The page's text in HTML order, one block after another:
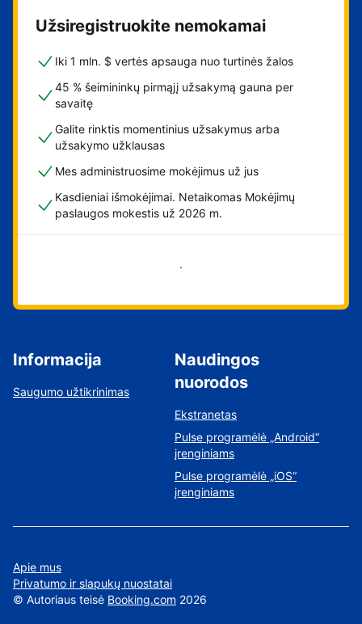
Užsiregistruokite nemokamai
Iki 1 mln. $ vertės apsauga nuo turtinės žalos
45 % šeimininkų pirmąjį užsakymą gauna per
savaitę
Galite rinktis momentinius užsakymus arba
užsakymo užklausas
Mes administruosime mokėjimus už jus
Kasdieniai išmokėjimai. Netaikomas Mokėjimų
paslaugos mokestis už 2026 m.
Pradėti
Informacija
Saugumo užtikrinimas
Naudingos
nuorodos
Ekstranetas
Pulse programėlė „Android“
įrenginiams
Pulse programėlė „iOS“
įrenginiams
Apie mus
Privatumo ir slapukų nuostatai
© Autoriaus teisė Booking.com 2026